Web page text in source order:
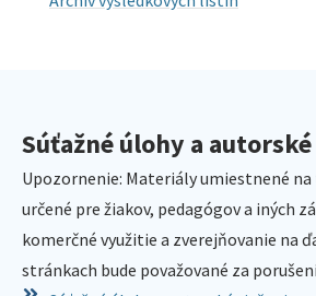
Súťažné úlohy a
Upozornenie: Materiály umiestnené
určené pre žiakov, pedagógov a iných
komerčné využitie a zverejňovanie na
stránkach bude považované za